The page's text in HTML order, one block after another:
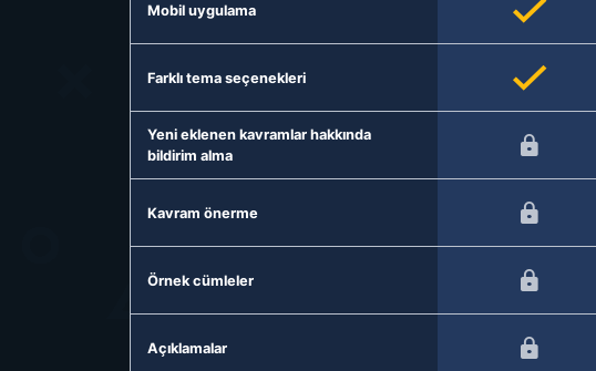
Mobil uygulama
Farklı tema seçenekleri
Yeni eklenen kavramlar hakkında
bildirim alma
Kavram önerme
Örnek cümleler
Açıklamalar